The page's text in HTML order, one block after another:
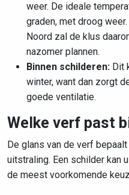
weer. De ideale
graden, met droog
Noord zal de klus
nazomer plannen.
Binnen schilderen: Dit
winter, want dan zorgt
goede ventilatie.
Welke verf past
De glans van de verf
uitstraling. Een schilder kan
de meest voorkomende